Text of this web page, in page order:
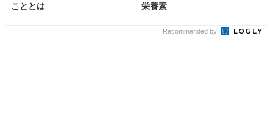
こととは
栄養素
Recommended by